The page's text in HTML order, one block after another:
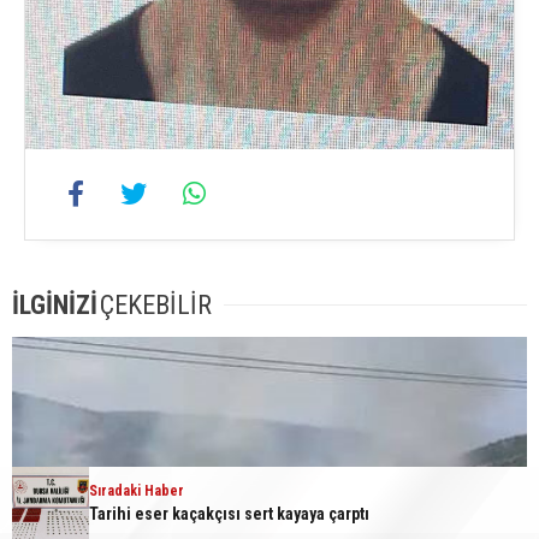
Sıradaki Haber
İLGİNİZİÇEKEBİLİR
Sıradaki Haber
Tarihi eser kaçakçısı sert kayaya çarptı